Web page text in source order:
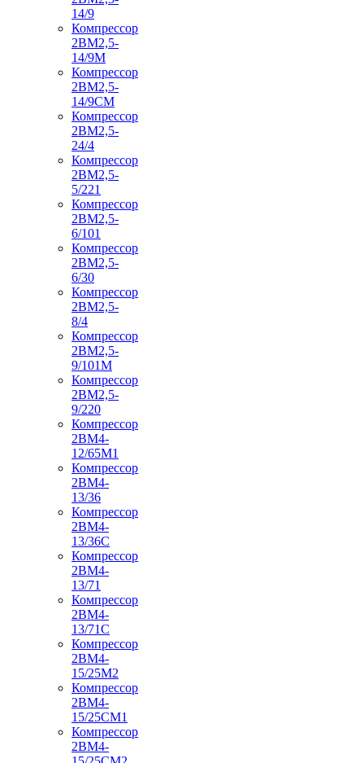
14/9
Компрессор
2ВМ2,5-
14/9М
Компрессор
2ВМ2,5-
14/9СМ
Компрессор
2ВМ2,5-
24/4
Компрессор
2ВМ2,5-
5/221
Компрессор
2ВМ2,5-
6/101
Компрессор
2ВМ2,5-
6/30
Компрессор
2ВМ2,5-
8/4
Компрессор
2ВМ2,5-
9/101М
Компрессор
2ВМ2,5-
9/220
Компрессор
2ВМ4-
12/65М1
Компрессор
2ВМ4-
13/36
Компрессор
2ВМ4-
13/36С
Компрессор
2ВМ4-
13/71
Компрессор
2ВМ4-
13/71С
Компрессор
2ВМ4-
15/25М2
Компрессор
2ВМ4-
15/25СМ1
Компрессор
2ВМ4-